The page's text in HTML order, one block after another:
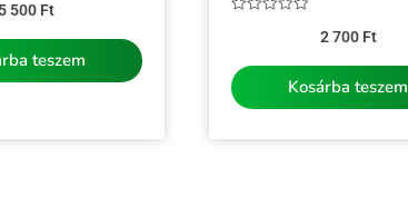
5 500 Ft
teszem
2 700 Ft
Kosárba teszem